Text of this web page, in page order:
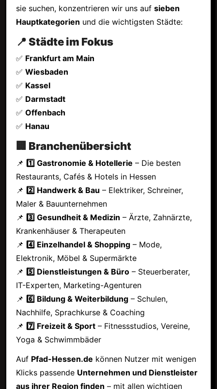
sie suchen, konzentrieren wir uns auf sieben
Hauptkategorien und die wichtigsten Städte:
📍 Städte im Fokus
✅ Frankfurt am Main
✅ Wiesbaden
✅ Kassel
✅ Darmstadt
✅ Offenbach
✅ Hanau
🏢 Branchenübersicht
📌 1️⃣ Gastronomie & Hotellerie – Die besten
Restaurants, Cafés & Hotels in Hessen
📌 2️⃣ Handwerk & Bau – Elektriker, Schreiner,
Maler & Bauunternehmen
📌 3️⃣ Gesundheit & Medizin – Ärzte, Zahnärzte,
Krankenhäuser & Therapeuten
📌 4️⃣ Einzelhandel & Shopping– Mode,
Elektronik, Möbel & Supermärkte
📌 5️⃣ Dienstleistungen & Büro– Steuerberater,
IT-Experten, Marketing-Agenturen
📌 6️⃣ Bildung & Weiterbildung– Schulen,
Nachhilfe, Sprachkurse & Coaching
📌 7️⃣ Freizeit & Sport– Fitnessstudios, Vereine,
Yoga & Schwimmbäder
Auf Pfad-Hessen.de können Nutzer mit wenigen
Klicks passende Unternehmen und Dienstleister
aus ihrer Region finden – mit allen wichtigen